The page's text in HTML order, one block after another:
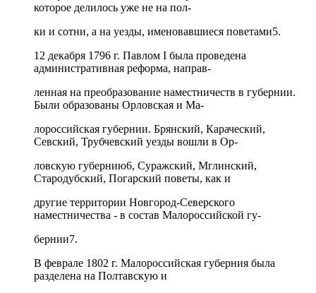
которое делилось уже не на пол-
ки и сотни, а на уезды, именовавшиеся поветами5.
12 декабря 1796 г. Павлом I была проведена
административная реформа, направ-
ленная на преобразование наместничеств в губернии.
Были образованы Орловская и Ма-
лороссийская губернии. Брянский, Караческий,
Севский, Трубчевский уезды вошли в Ор-
ловскую губернию6, Суражский, Мглинский,
Стародубский, Погарский поветы, как и
другие территории Новгород-Северского
наместничества - в состав Малороссийской гу-
бернии7.
В феврале 1802 г. Малороссийская губерния была
разделена на Полтавскую и